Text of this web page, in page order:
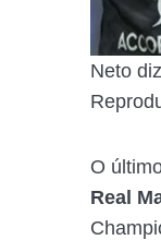
Neto
O
Real